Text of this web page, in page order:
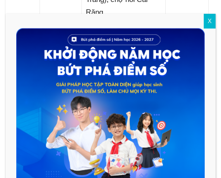
Răng,…
Có
Đã đi chợ nổi, khó mà
quên được âm thanh
ồn ào đặc trưng của
chợ: Tiếng tành tạch
của ghe xuồng lúc rẽ
sóng, tiếng mặc cả,
tiếng mời chào, í ới gọi
nhau thật hối hả,…
cung cấp
Yếu tố
Có
Nghe sao mà lảnh lót,
thiết tha
Diễn tả
X